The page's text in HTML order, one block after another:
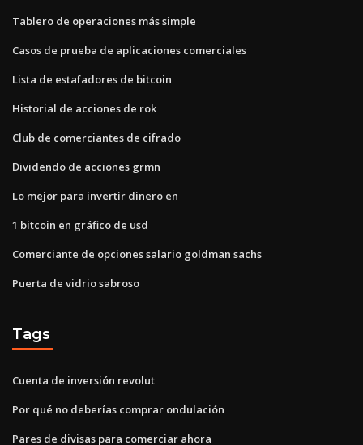
Tablero de operaciones más simple
Casos de prueba de aplicaciones comerciales
Lista de estafadores de bitcoin
Historial de acciones de rok
Club de comerciantes de cifrado
Dividendo de acciones grmn
Lo mejor para invertir dinero en
1 bitcoin en gráfico de usd
Comerciante de opciones salario goldman sachs
Puerta de vidrio sabroso
Tags
Cuenta de inversión revolut
Por qué no deberías comprar ondulación
Pares de divisas para comerciar ahora